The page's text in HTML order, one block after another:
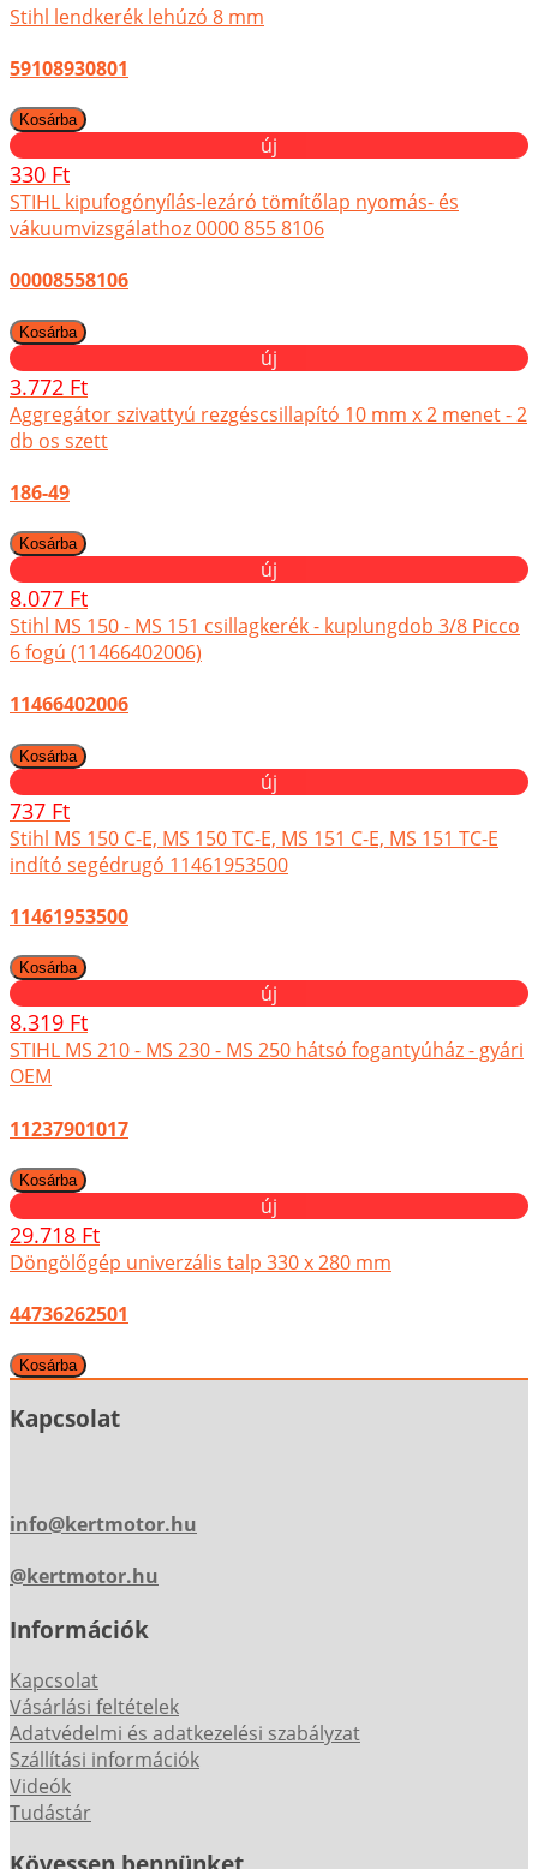
Stihl lendkerék lehúzó 8 mm
59108930801
új
330 Ft
STIHL kipufogónyílás-lezáró tömítőlap nyomás- és
vákuumvizsgálathoz 0000 855 8106
00008558106
új
3.772 Ft
Aggregátor szivattyú rezgéscsillapító 10 mm x 2 menet - 2
db os szett
186-49
új
8.077 Ft
Stihl MS 150 - MS 151 csillagkerék - kuplungdob 3/8 Picco
6 fogú (11466402006)
11466402006
új
737 Ft
Stihl MS 150 C-E, MS 150 TC-E, MS 151 C-E, MS 151 TC-E
indító segédrugó 11461953500
11461953500
új
8.319 Ft
STIHL MS 210 - MS 230 - MS 250 hátsó fogantyúház - gyári
OEM
11237901017
új
29.718 Ft
Döngölőgép univerzális talp 330 x 280 mm
44736262501
Kapcsolat
info@kertmotor.hu
@kertmotor.hu
Információk
Kapcsolat
Vásárlási feltételek
Adatvédelmi és adatkezelési szabályzat
Szállítási információk
Videók
Tudástár